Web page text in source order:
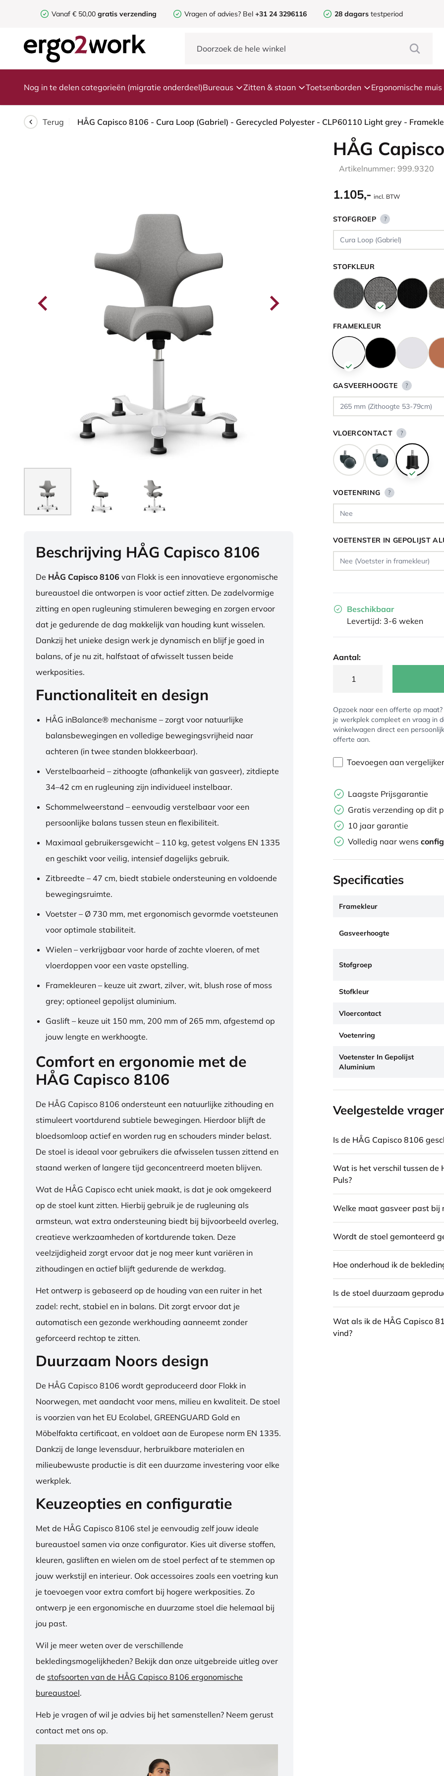
Vanaf € 50,00 gratis verzending Vragen of advies? Bel +31 24 3296116 28 dagars testperiod
Nog in te delen categorieën (migratie onderdeel)Bureaus Zitten & staan Toetsenborden Ergonomische muis
Terug
Beschrijving HÅG Capisco 8106
De HÅG Capisco 8106 van Flokk is een innovatieve ergonomische
bureaustoel die ontworpen is voor actief zitten. De zadelvormige
zitting en open rugleuning stimuleren beweging en zorgen ervoor
dat je gedurende de dag makkelijk van houding kunt wisselen.
Dankzij het unieke design werk je dynamisch en blijf je goed in
balans, of je nu zit, halfstaat of afwisselt tussen beide
werkposities.
Functionaliteit en design
HÅG inBalance® mechanisme – zorgt voor natuurlijke
balansbewegingen en volledige bewegingsvrijheid naar
achteren (in twee standen blokkeerbaar).
Verstelbaarheid – zithoogte (afhankelijk van gasveer), zitdiepte
34–42 cm en rugleuning zijn individueel instelbaar.
Schommelweerstand – eenvoudig verstelbaar voor een
persoonlijke balans tussen steun en flexibiliteit.
Maximaal gebruikersgewicht – 110 kg, getest volgens EN 1335
en geschikt voor veilig, intensief dagelijks gebruik.
Zitbreedte – 47 cm, biedt stabiele ondersteuning en voldoende
bewegingsruimte.
Voetster – Ø 730 mm, met ergonomisch gevormde voetsteunen
voor optimale stabiliteit.
Wielen – verkrijgbaar voor harde of zachte vloeren, of met
vloerdoppen voor een vaste opstelling.
Framekleuren – keuze uit zwart, zilver, wit, blush rose of moss
grey; optioneel gepolijst aluminium.
Gaslift – keuze uit 150 mm, 200 mm of 265 mm, afgestemd op
jouw lengte en werkhoogte.
Comfort en ergonomie met de
HÅG Capisco 8106
De HÅG Capisco 8106 ondersteunt een natuurlijke zithouding en
stimuleert voortdurend subtiele bewegingen. Hierdoor blijft de
bloedsomloop actief en worden rug en schouders minder belast.
De stoel is ideaal voor gebruikers die afwisselen tussen zittend en
staand werken of langere tijd geconcentreerd moeten blijven.
Wat de HÅG Capisco echt uniek maakt, is dat je ook omgekeerd
op de stoel kunt zitten. Hierbij gebruik je de rugleuning als
armsteun, wat extra ondersteuning biedt bij bijvoorbeeld overleg,
creatieve werkzaamheden of kortdurende taken. Deze
veelzijdigheid zorgt ervoor dat je nog meer kunt variëren in
zithoudingen en actief blijft gedurende de werkdag.
Het ontwerp is gebaseerd op de houding van een ruiter in het
zadel: recht, stabiel en in balans. Dit zorgt ervoor dat je
automatisch een gezonde werkhouding aanneemt zonder
geforceerd rechtop te zitten.
Duurzaam Noors design
De HÅG Capisco 8106 wordt geproduceerd door Flokk in
Noorwegen, met aandacht voor mens, milieu en kwaliteit. De stoel
is voorzien van het EU Ecolabel, GREENGUARD Gold en
Möbelfakta certificaat, en voldoet aan de Europese norm EN 1335.
Dankzij de lange levensduur, herbruikbare materialen en
milieubewuste productie is dit een duurzame investering voor elke
werkplek.
Keuzeopties en configuratie
Met de HÅG Capisco 8106 stel je eenvoudig zelf jouw ideale
bureaustoel samen via onze configurator. Kies uit diverse stoffen,
kleuren, gasliften en wielen om de stoel perfect af te stemmen op
jouw werkstijl en interieur. Ook accessoires zoals een voetring kun
je toevoegen voor extra comfort bij hogere werkposities. Zo
ontwerp je een ergonomische en duurzame stoel die helemaal bij
jou past.
Wil je meer weten over de verschillende
bekledingsmogelijkheden? Bekijk dan onze uitgebreide uitleg over
de stofsoorten van de HÅG Capisco 8106 ergonomische
bureaustoel.
Heb je vragen of wil je advies bij het samenstellen? Neem gerust
contact met ons op.
HÅG
Artikelnummer: 999.9320
1.105,- incl. BTW
STOFGROEP ?
STOFKLEUR
FRAMEKLEUR
GASVEERHOOGTE ?
VLOERCONTACT ?
VOETENRING ?
VOETENSTER IN GEPOLIJST
Beschikbaar
Levertijd: 3-6 weken
Aantal:
Opzoek naar een offerte op
je werkplek compleet en vraag in
winkelwagen direct een
offerte aan.
Toevoegen aan vergelijker
Laagste Prijsgarantie
Gratis verzending op dit
10 jaar garantie
Volledig naar wens
Specificaties
Framekleur
Gasveerhoogte
Stofgroep
Stofkleur
Vloercontact
Voetenring
Voetenster In Gepolijst
Aluminium
Veelgestelde
Is de HÅG Capisco 8106
Wat is het verschil tussen de
Puls?
Welke maat gasveer past bij
Wordt de stoel gemonteerd
Hoe onderhoud ik de
Is de stoel duurzaam
Wat als ik de HÅG Capisco
vind?